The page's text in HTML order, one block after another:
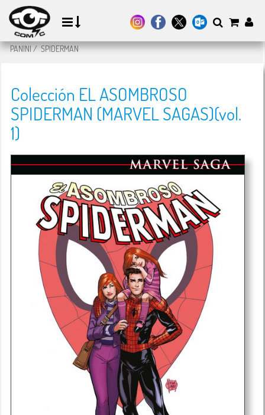
PANINI/SPIDERMAN
Colección EL ASOMBROSO
SPIDERMAN (MARVEL SAGAS)(vol.
1)